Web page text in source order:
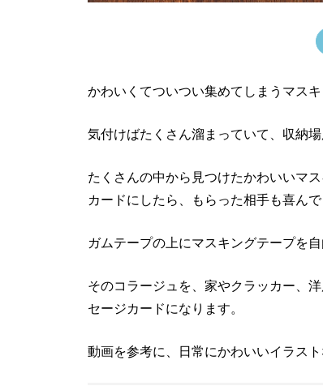
かわいくてついつい集めてしまうマスキ
気付けばたくさん溜まっていて、収納
たくさんの中から見つけたかわいいマ
カードにしたら、もらった相手も喜んで
ガムテープの上にマスキングテープを
そのコラージュを、家やクラッカー、
セージカードになります。
動画を参考に、日常にかわいいイラス